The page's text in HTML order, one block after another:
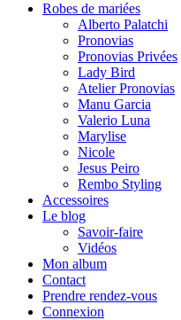
Robes de mariées
Alberto Palatchi
Pronovias
Pronovias Privées
Lady Bird
Atelier Pronovias
Manu Garcia
Valerio Luna
Marylise
Nicole
Jesus Peiro
Rembo Styling
Accessoires
Le blog
Savoir-faire
Vidéos
Mon album
Contact
Prendre rendez-vous
Connexion